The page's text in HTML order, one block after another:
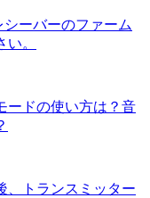
ーバーのファーム
。
ドの使い方は？音
トランスミッター